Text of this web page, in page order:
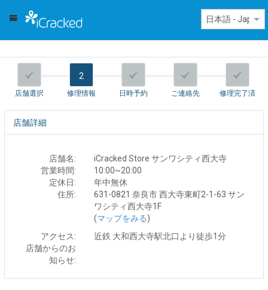
店舗選択
2
修理情報 日時予約 ご連絡先 修理完了済
店舗詳細
店舗名:
iCracked Store サンワシティ西大寺
営業時間:
10:00~20:00
定休日:
年中無休
住所:
631-0821 奈良市 西大寺東町2-1-63 サン
ワシティ西大寺1F
(マップをみる)
アクセス:
近鉄 大和西大寺駅北口より徒歩1分
店舗からのお
知らせ: